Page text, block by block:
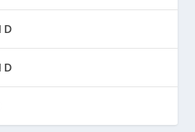
D
D